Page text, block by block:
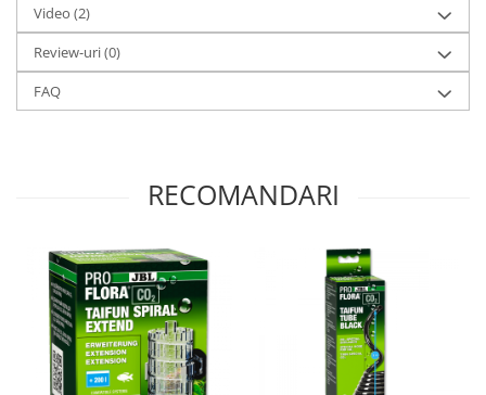
Video (2)
Review-uri(0)
FAQ
RECOMANDARI